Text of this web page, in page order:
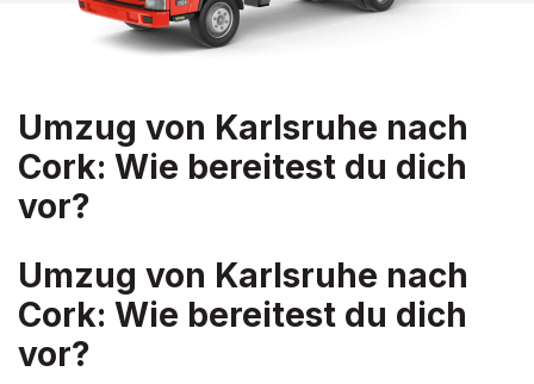
Umzug von Karlsruhe nach
Cork: Wie bereitest du dich
vor?
Umzug von Karlsruhe nach
Cork: Wie bereitest du dich
vor?